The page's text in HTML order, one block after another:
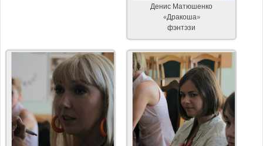
Денис Матюшенко
«Дракоша»
фэнтэзи